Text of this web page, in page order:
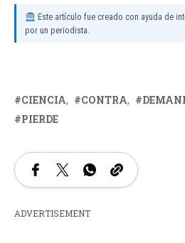
Este artículo fue creado con ayuda de
por un periodista.
CIENCIA CONTRA
PIERDE
ADVERTISEMENT